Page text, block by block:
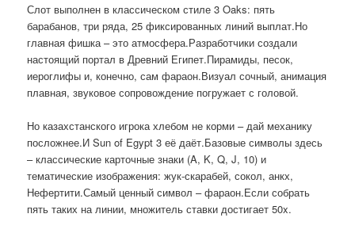
Слот выполнен в классическом стиле 3 Oaks: пять
барабанов, три ряда, 25 фиксированных линий выплат.Но
главная фишка – это атмосфера.Разработчики создали
настоящий портал в Древний Египет.Пирамиды, песок,
иероглифы и, конечно, сам фараон.Визуал сочный, анимация
плавная, звуковое сопровождение погружает с головой.
Но казахстанского игрока хлебом не корми – дай механику
посложнее.И Sun of Egypt 3 её даёт.Базовые символы здесь
– классические карточные знаки (A, K, Q, J, 10) и
тематические изображения: жук-скарабей, сокол, анкх,
Нефертити.Самый ценный символ – фараон.Если собрать
пять таких на линии, множитель ставки достигает 50x.